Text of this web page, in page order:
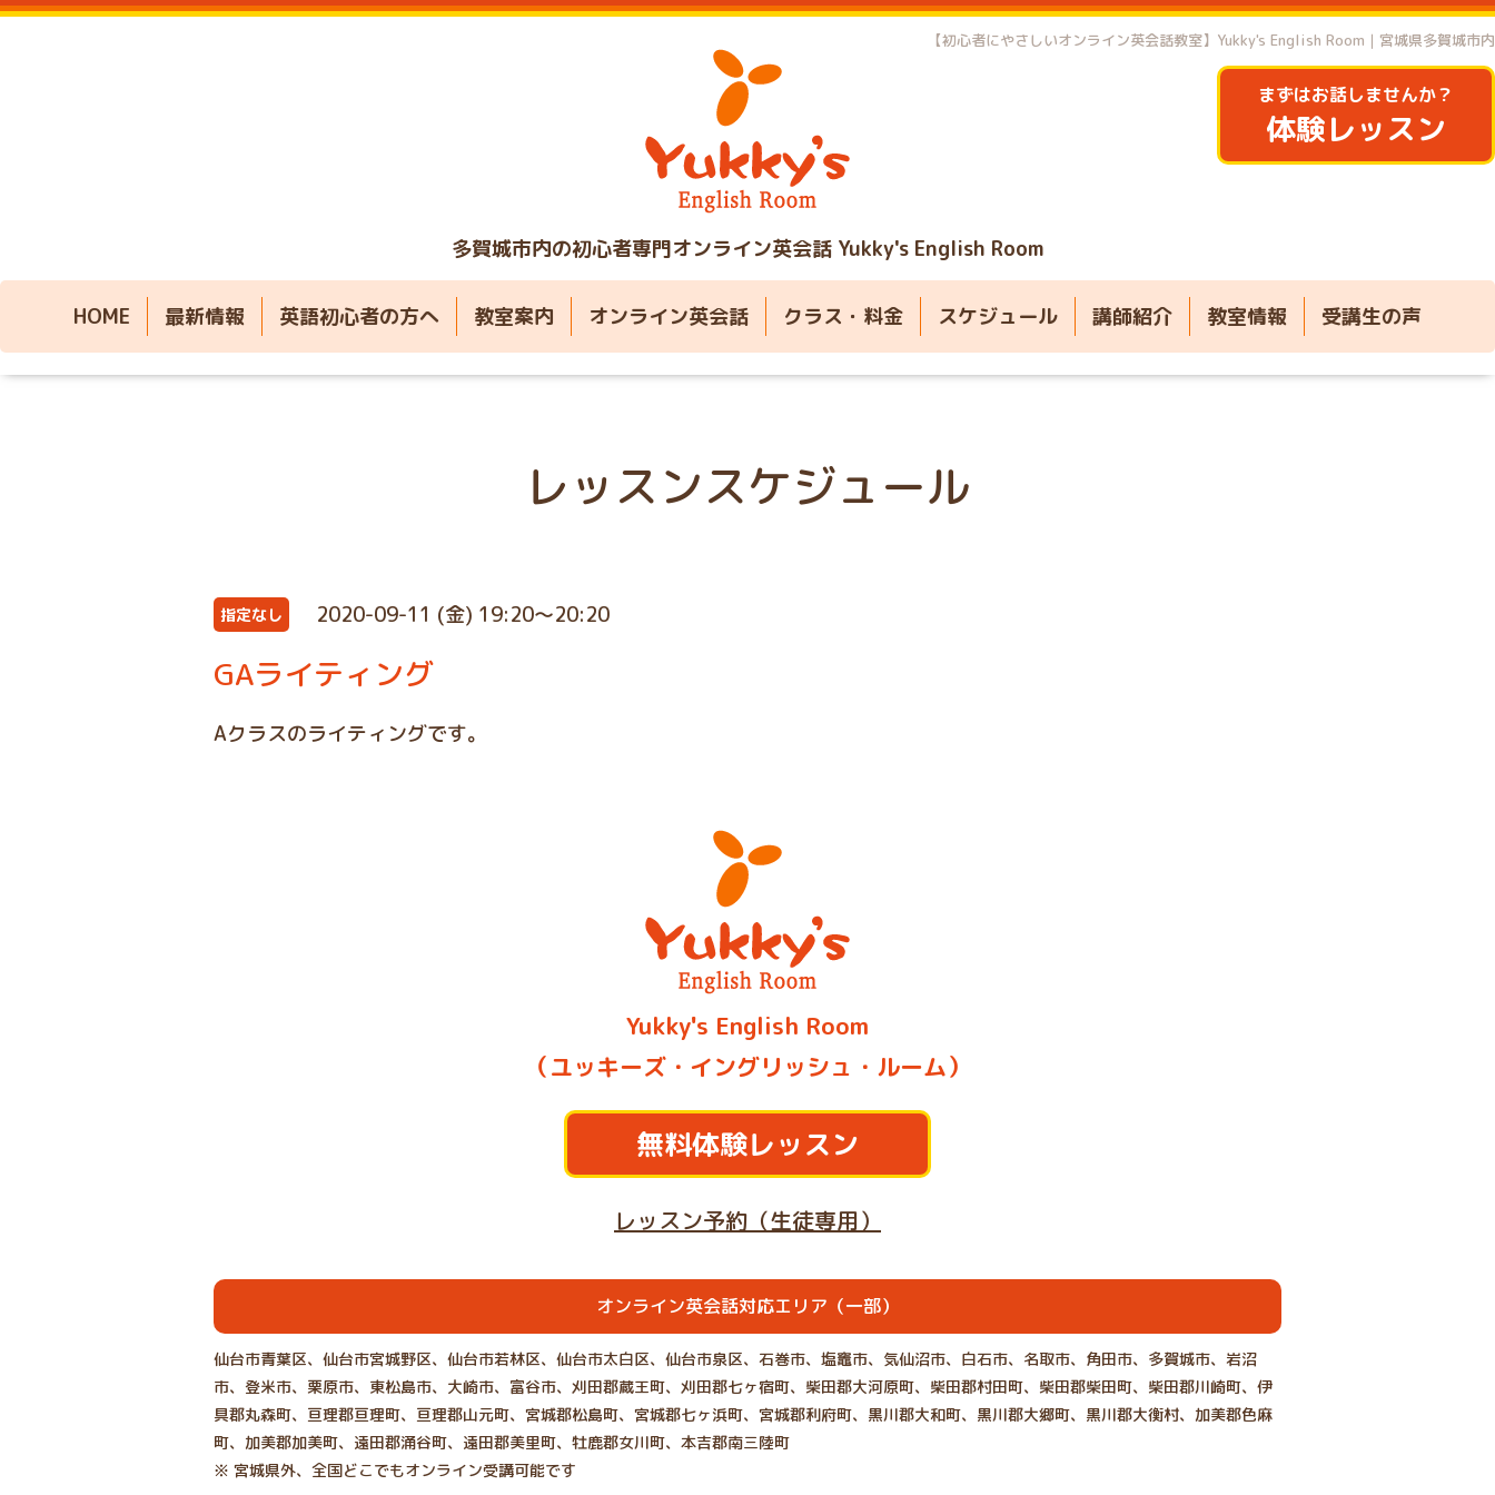
多賀城市内の初心者専門オンライン英会話 Yukky's English Room
【初心者にやさしいオンライン英会話教室】Yukky's English Room｜宮城県多賀城市内
まずはお話しませんか？
体験レッスン
HOME 最新情報 英語初心者の方へ 教室案内 オンライン英会話 クラス・料金 スケジュール 講師紹介 教室情報 受講生の声
レッスンスケジュール
指定なし 2020-09-11 (金) 19:20～20:20
GAライティング
Aクラスのライティングです。
Yukky's English Room
（ユッキーズ・イングリッシュ・ルーム）
無料体験レッスン
レッスン予約（生徒専用）
オンライン英会話対応エリア（一部）
仙台市青葉区、仙台市宮城野区、仙台市若林区、仙台市太白区、仙台市泉区、石巻市、塩竈市、気仙沼市、白石市、名取市、角田市、多賀城市、岩沼
市、登米市、栗原市、東松島市、大崎市、富谷市、刈田郡蔵王町、刈田郡七ヶ宿町、柴田郡大河原町、柴田郡村田町、柴田郡柴田町、柴田郡川崎町、伊
具郡丸森町、亘理郡亘理町、亘理郡山元町、宮城郡松島町、宮城郡七ヶ浜町、宮城郡利府町、黒川郡大和町、黒川郡大郷町、黒川郡大衡村、加美郡色麻
町、加美郡加美町、遠田郡涌谷町、遠田郡美里町、牡鹿郡女川町、本吉郡南三陸町
※ 宮城県外、全国どこでもオンライン受講可能です